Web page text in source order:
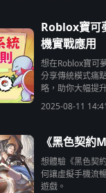
Roblox寶可
機實戰應用
想在Roblox寶可
分享傳統模式痛
略，助你大幅提
2025-08-11
《黑色契約
想體驗《黑色契
何讓虛擬手機流
遊戲。